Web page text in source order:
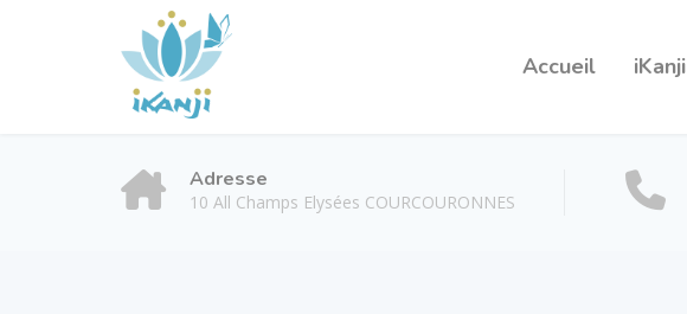
Accueil iKanji
Adresse
10 All Champs Elysées COURCOURONNES